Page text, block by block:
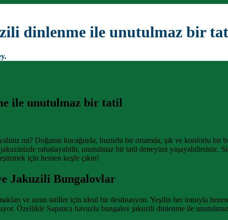
dinlenme ile unutulmaz bir
ile unutulmaz bir tatil
mi? Doğanın kucağında, huzurlu bir ortamda, şık ve konforlu
jakuzinizde rahatlayabilir, unutulmaz bir tatil deneyimi yaşayabilirsiniz.
için hemen keşfe çıkın!
Jakuzili Bungalovlar
ve uzun tatiller için ideal bir destinasyon. Yeşilin her tonuyla
Özellikle Sapanca havuzlu bungalov jakuzili dinlenme ile